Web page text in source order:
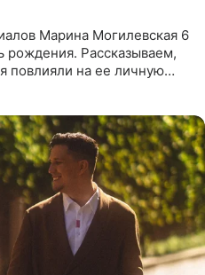
Марина Могилевская 6
рождения. Рассказываем,
повлияли на ее личную